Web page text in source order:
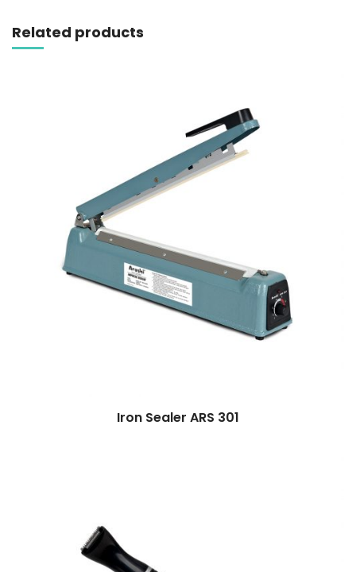
Related products
Iron Sealer ARS 301